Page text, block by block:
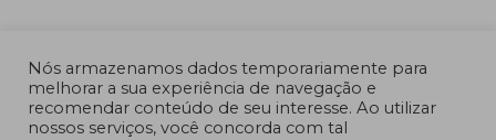
© 2026 Fórmula Sabão Artesanal
Nós armazenamos dados temporariamente para
melhorar a sua experiência de navegação e
recomendar conteúdo de seu interesse. Ao utilizar
nossos serviços, você concorda com tal